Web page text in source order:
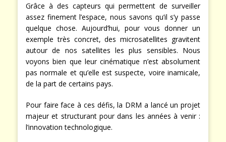
Grâce à des capteurs qui permettent de surveiller
assez finement l’espace, nous savons qu’il s’y passe
quelque chose. Aujourd’hui, pour vous donner un
exemple très concret, des microsatellites gravitent
autour de nos satellites les plus sensibles. Nous
voyons bien que leur cinématique n’est absolument
pas normale et qu’elle est suspecte, voire inamicale,
de la part de certains pays.
Pour faire face à ces défis, la DRM a lancé un projet
majeur et structurant pour dans les années à venir :
l’innovation technologique.